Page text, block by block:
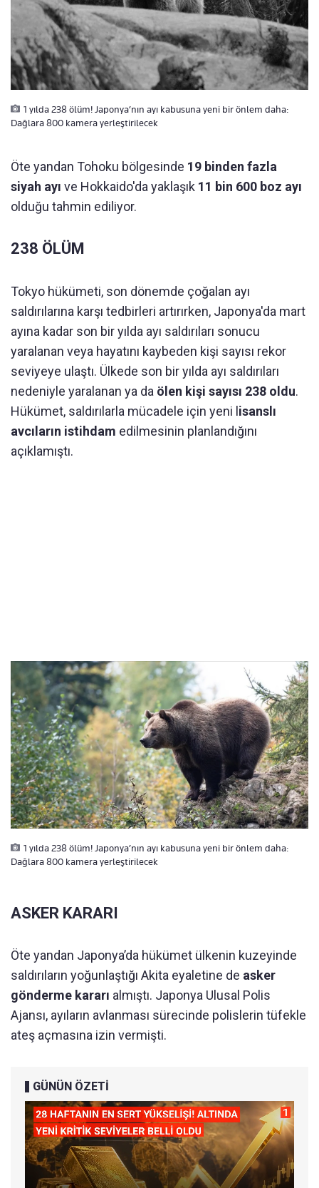
1 yılda 238 ölüm! Japonya’nın ayı kabusuna yeni bir önlem daha:
Dağlara 800 kamera yerleştirilecek
Öte yandan Tohoku bölgesinde 19 binden fazla
siyah ayı ve Hokkaido'da yaklaşık 11 bin 600 boz ayı
olduğu tahmin ediliyor.
238 ÖLÜM
Tokyo hükümeti, son dönemde çoğalan ayı
saldırılarına karşı tedbirleri artırırken, Japonya'da mart
ayına kadar son bir yılda ayı saldırıları sonucu
yaralanan veya hayatını kaybeden kişi sayısı rekor
seviyeye ulaştı. Ülkede son bir yılda ayı saldırıları
nedeniyle yaralanan ya da ölen kişi sayısı 238 oldu.
Hükümet, saldırılarla mücadele için yeni lisanslı
avcıların istihdam edilmesinin planlandığını
açıklamıştı.
1 yılda 238 ölüm! Japonya’nın ayı kabusuna yeni bir önlem daha:
Dağlara 800 kamera yerleştirilecek
ASKER KARARI
Öte yandan Japonya’da hükümet ülkenin kuzeyinde
saldırıların yoğunlaştığı Akita eyaletine de asker
gönderme kararı almıştı. Japonya Ulusal Polis
Ajansı, ayıların avlanması sürecinde polislerin tüfekle
ateş açmasına izin vermişti.
GÜNÜN ÖZETİ